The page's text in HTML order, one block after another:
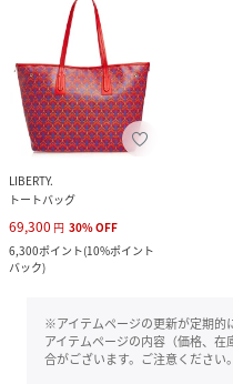
LIBERTY.
トートバッグ
69,300 円 30%OFF
6,300ポイント(10%ポイント
バック)
※アイテムページの更新が定期的
アイテムページの内容（価格、
合がございます。ご注意ください。